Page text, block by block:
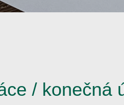
/ konečná